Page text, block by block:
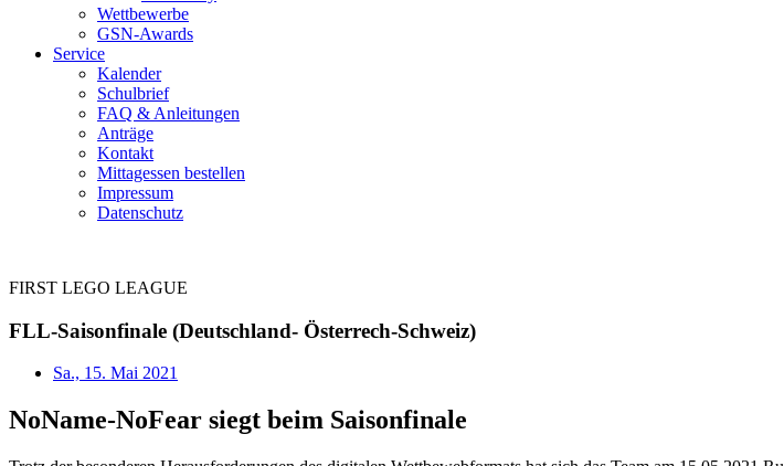
Wettbewerbe
GSN-Awards
Service
Kalender
Schulbrief
FAQ & Anleitungen
Anträge
Kontakt
Mittagessen bestellen
Impressum
Datenschutz
FIRST LEGO LEAGUE
FLL-Saisonfinale (Deutschland- Österrech-Schweiz)
Sa., 15. Mai 2021
NoName-NoFear siegt beim Saisonfinale